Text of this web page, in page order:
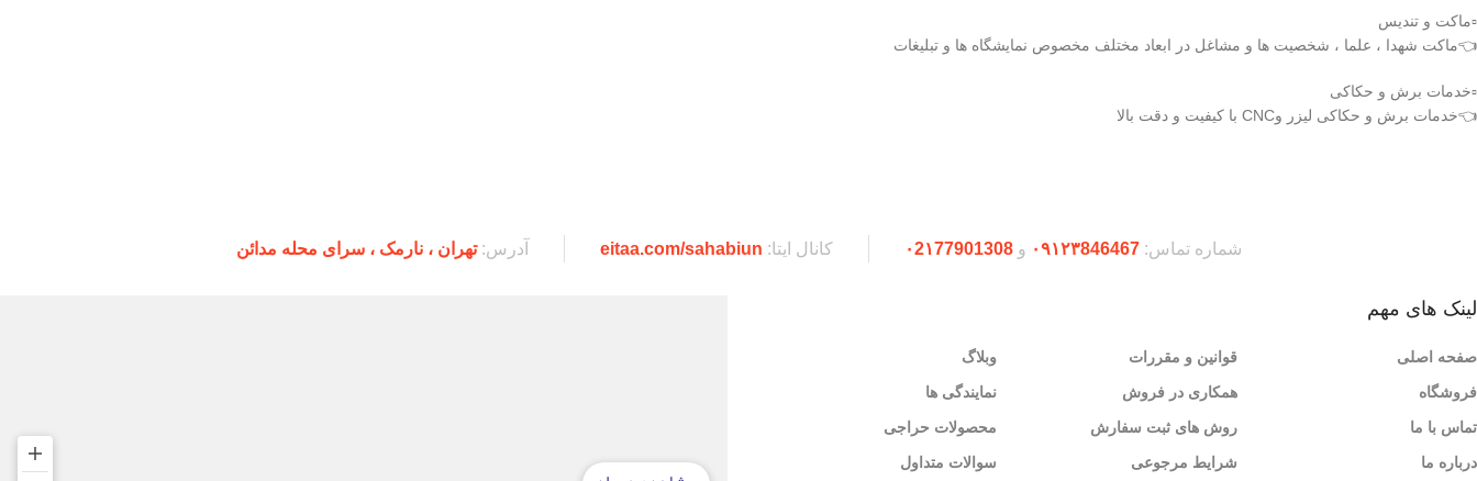
▫️ماکت و تندیس
👈ماکت شهدا ، علما ، شخصیت ها و مشاغل در ابعاد مختلف مخصوص نمایشگاه ها و تبلیغات
▫️خدمات برش و حکاکی
👈خدمات برش و حکاکی لیزر وCNC با کیفیت و دقت بالا
شماره تماس:۰۹۱۲۳846467 و۰2۱77901308 کانال ایتا: eitaa.com/sahabiun آدرس:تهران ،‌ نارمک ، سرای محله مدائن
لینک های مهم
صفحه اصلی
فروشگاه
تماس با ما
درباره ما
قوانین و مقررات
همکاری در فروش
روش های ثبت سفارش
شرایط مرجوعی
وبلاگ
نمایندگی ها
محصولات حراجی
سوالات متداول